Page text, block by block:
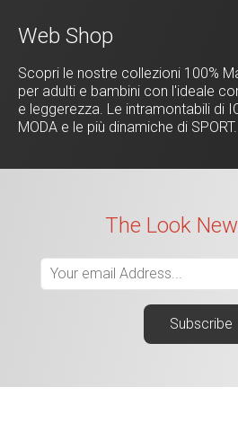
Web Shop
Scopri le nostre collezioni 100%
per adulti e bambini con l'ideale
e leggerezza. Le intramontabili di
MODA e le più dinamiche di SPORT.
The Look